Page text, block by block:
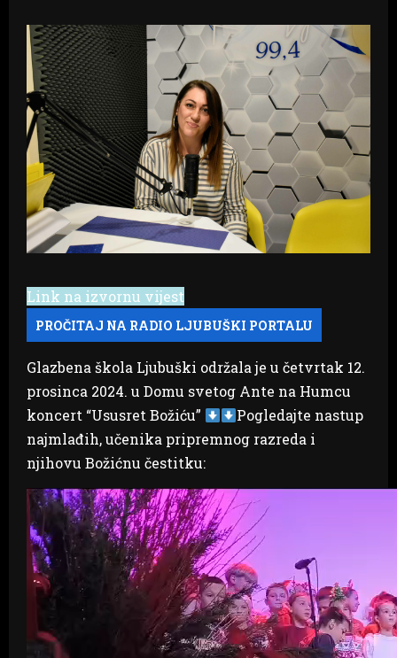
Link na izvornu vijest
Glazbena škola Ljubuški održala je u četvrtak 12.
prosinca 2024. u Domu svetog Ante na Humcu
koncert “Ususret Božiću”
Pogledajte nastup
najmlađih, učenika pripremnog razreda i
njihovu Božićnu čestitku: